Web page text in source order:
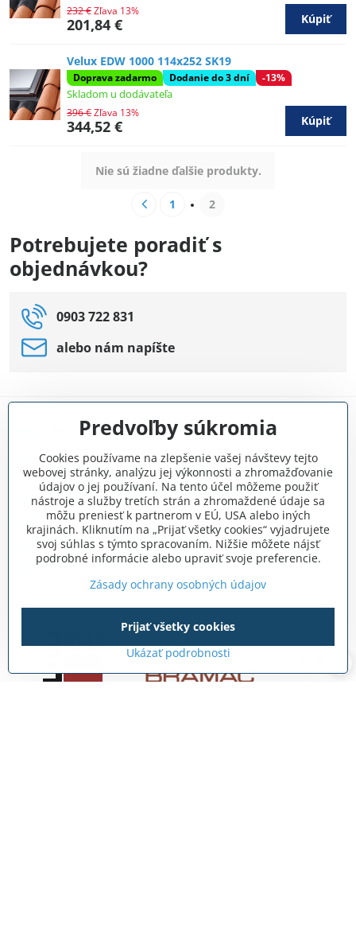
201,84 €
232 €Zľava 13%
Kúpiť
Velux EDW 1000 114x252 SK19
Doprava zadarmo Dodanie do 3 dní -13%
Skladom u dodávateľa
344,52 €
396 €Zľava 13%
Kúpiť
Nie sú žiadne ďalšie produkty.
1 2
Potrebujete poradiť s
objednávkou?
0903 722 831
alebo nám napíšte
množstvo produktov skladom
viac ako 23 000 spokojných zákazníkov
overený obchod
poradenstvo zadarmo
Predvoľby súkromia
Cookies používame na zlepšenie vašej návštevy tejto
webovej stránky, analýzu jej výkonnosti a zhromažďovanie
údajov o jej používaní. Na tento účel môžeme použiť
nástroje a služby tretích strán a zhromaždené údaje sa
môžu preniesť k partnerom v EÚ, USA alebo iných
krajinách. Kliknutím na „Prijať všetky cookies“ vyjadrujete
svoj súhlas s týmto spracovaním. Nižšie môžete nájsť
podrobné informácie alebo upraviť svoje preferencie.
Zásady ochrany osobných údajov
Ukázať podrobnosti
Prijať všetky cookies